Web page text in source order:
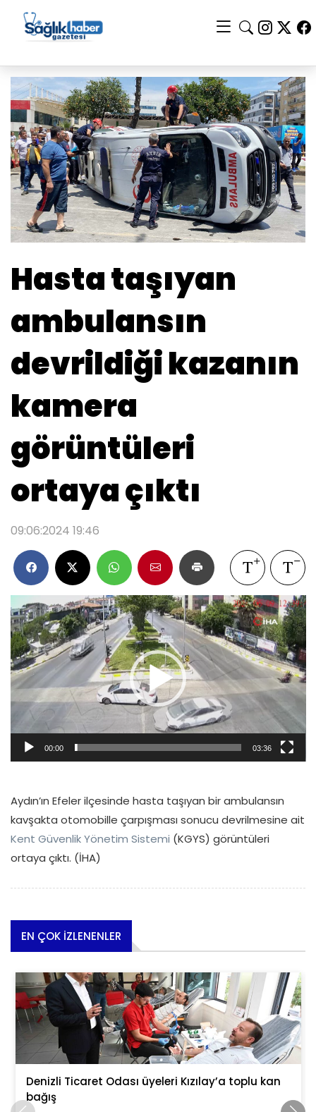
Hasta taşıyan
ambulansın
devrildiği kazanın
kamera
görüntüleri
ortaya çıktı
09:06:2024 19:46
Video oynatıcı
00:00 03:36
Aydın’ın Efeler ilçesinde hasta taşıyan bir ambulansın
kavşakta otomobille çarpışması sonucu devrilmesine ait
Kent Güvenlik Yönetim Sistemi (KGYS) görüntüleri
ortaya çıktı. (İHA)
EN ÇOK İZLENENLER
Denizli Ticaret Odası üyeleri Kızılay’a toplu kan
bağış